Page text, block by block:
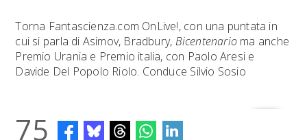
Torna Fantascienza.com OnLive!, con una puntata in
cui si parla di Asimov, Bradbury, Bicentenario ma anche
Premio Urania e Premio italia, con Paolo Aresi e
Davide Del Popolo Riolo. Conduce Silvio Sosio
75